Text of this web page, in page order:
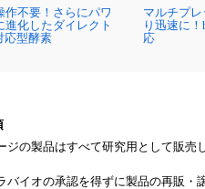
作不要！さらにパワ
進化したダイレクト
応型酵素
マルチプレ
り迅速に
応
ジの製品はすべて研究用として販売
バイオの承認を得ずに製品の再販・